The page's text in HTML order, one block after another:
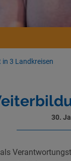
in 3 Landkreisen
30.